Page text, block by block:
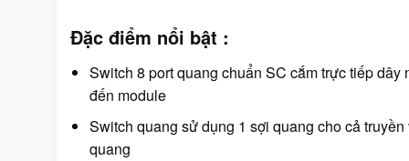
Đặc điểm nổi bật :
Switch 8 port quang chuẩn SC cắm trực tiếp
đến module
Switch quang sử dụng 1 sợi quang cho cả
quang